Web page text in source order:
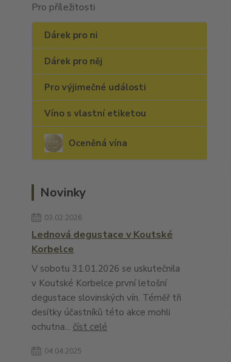
Pro příležitosti
Dárek pro ni
Dárek pro něj
Pro výjimečné události
Víno s vlastní etiketou
Oceněná vína
Novinky
03.02.2026
Lednová degustace v Koutské
Korbelce
V sobotu 31.01.2026 se uskutečnila
v Koutské Korbelce první letošní
degustace slovinských vín. Téměř tři
desítky účastníků této akce mohli
ochutna... číst celé
04.04.2025